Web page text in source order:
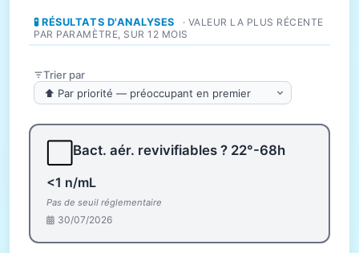
🧪 RÉSULTATS D'ANALYSES
· VALEUR LA PLUS RÉCENTE
PAR PARAMÈTRE, SUR 12 MOIS
Trier par
Bact. aér. revivifiables ? 22°-68h
<1 n/mL
Pas de seuil réglementaire
30/07/2026